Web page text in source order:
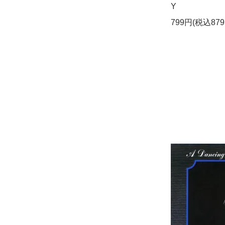
Y
799円(税込